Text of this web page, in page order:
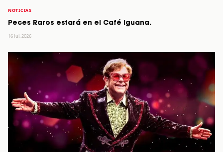
NOTICIAS
Peces Raros estará en el Café Iguana.
16 Jul, 2026